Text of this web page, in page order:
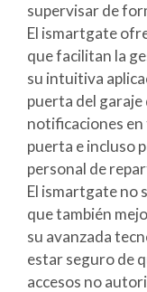
supervisar de
El ismartgate
que facilitan la
su intuitiva
puerta del
notificaciones en
puerta e incluso
personal de
El ismartgate no
que también
su avanzada
estar seguro de
accesos no